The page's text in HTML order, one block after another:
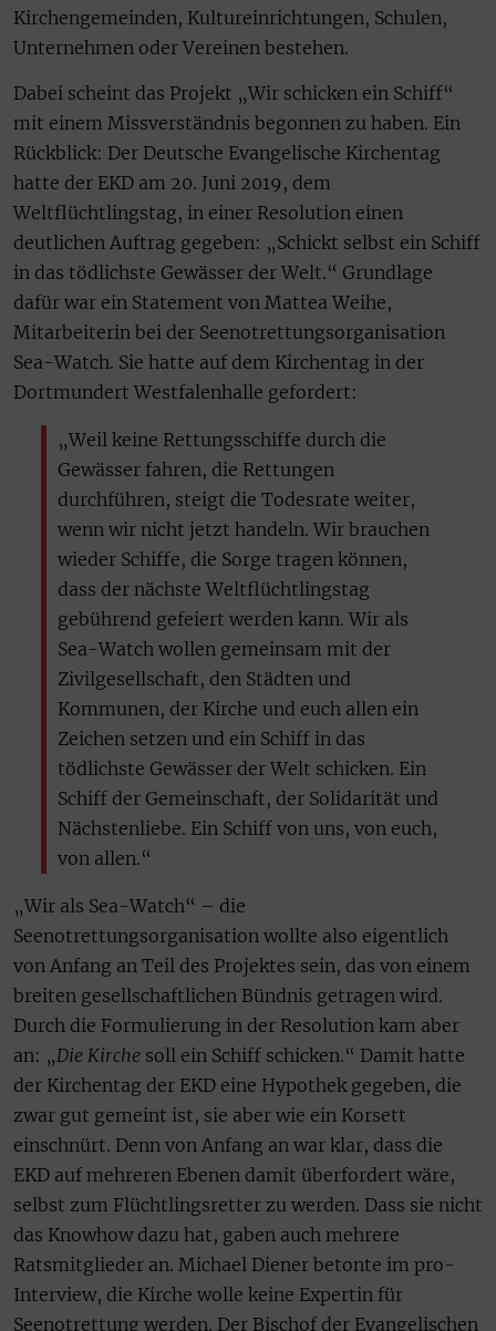
Kirchengemeinden, Kultureinrichtungen, Schulen,
Unternehmen oder Vereinen bestehen.
Dabei scheint das Projekt „Wir schicken ein Schiff“
mit einem Missverständnis begonnen zu haben. Ein
Rückblick: Der Deutsche Evangelische Kirchentag
hatte der EKD am 20. Juni 2019, dem
Weltflüchtlingstag, in einer Resolution einen
deutlichen Auftrag gegeben: „Schickt selbst ein Schiff
in das tödlichste Gewässer der Welt.“ Grundlage
dafür war ein Statement von Mattea Weihe,
Mitarbeiterin bei der Seenotrettungsorganisation
Sea-Watch. Sie hatte auf dem Kirchentag in der
Dortmundert Westfalenhalle gefordert:
„Weil keine Rettungsschiffe durch die
Gewässer fahren, die Rettungen
durchführen, steigt die Todesrate weiter,
wenn wir nicht jetzt handeln. Wir brauchen
wieder Schiffe, die Sorge tragen können,
dass der nächste Weltflüchtlingstag
gebührend gefeiert werden kann. Wir als
Sea-Watch wollen gemeinsam mit der
Zivilgesellschaft, den Städten und
Kommunen, der Kirche und euch allen ein
Zeichen setzen und ein Schiff in das
tödlichste Gewässer der Welt schicken. Ein
Schiff der Gemeinschaft, der Solidarität und
Nächstenliebe. Ein Schiff von uns, von euch,
von allen.“
„Wir als Sea-Watch“ – die
Seenotrettungsorganisation wollte also eigentlich
von Anfang an Teil des Projektes sein, das von einem
breiten gesellschaftlichen Bündnis getragen wird.
Durch die Formulierung in der Resolution kam aber
an: „Die Kirche soll ein Schiff schicken.“ Damit hatte
der Kirchentag der EKD eine Hypothek gegeben, die
zwar gut gemeint ist, sie aber wie ein Korsett
einschnürt. Denn von Anfang an war klar, dass die
EKD auf mehreren Ebenen damit überfordert wäre,
selbst zum Flüchtlingsretter zu werden. Dass sie nicht
das Knowhow dazu hat, gaben auch mehrere
Ratsmitglieder an. Michael Diener betonte im pro-
Interview, die Kirche wolle keine Expertin für
Seenotrettung werden. Der Bischof der Evangelischen